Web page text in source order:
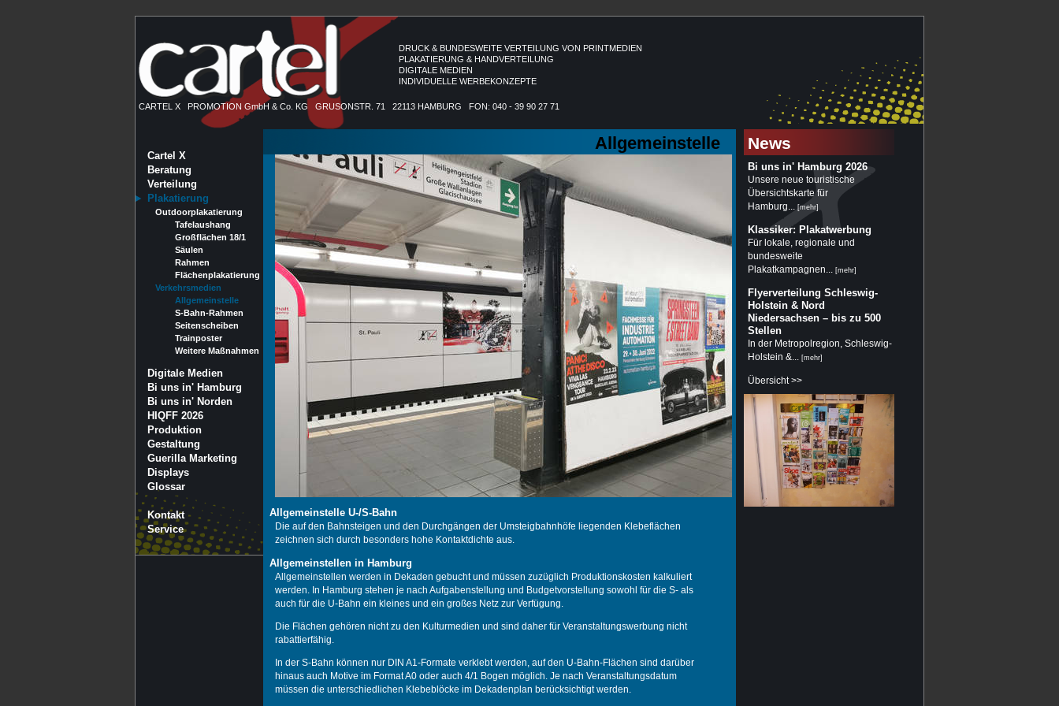
CARTEL X PROMOTION GmbH & Co. KG GRUSONSTR. 71 22113 HAMBURG FON: 040 - 39 90 27 71
DRUCK & BUNDESWEITE VERTEILUNG VON PRINTMEDIEN
PLAKATIERUNG & HANDVERTEILUNG
DIGITALE MEDIEN
INDIVIDUELLE WERBEKONZEPTE
Cartel X
Beratung
Verteilung
Plakatierung
Outdoorplakatierung
Tafelaushang
Großflächen 18/1
Säulen
Rahmen
Flächenplakatierung
Verkehrsmedien
Allgemeinstelle
S-Bahn-Rahmen
Seitenscheiben
Trainposter
Weitere Maßnahmen
Digitale Medien
Bi uns in' Hamburg
Bi uns in' Norden
HIQFF 2026
Produktion
Gestaltung
Guerilla Marketing
Displays
Glossar
Kontakt
Service
Allgemeinstelle
Allgemeinstelle U-/S-Bahn
Die auf den Bahnsteigen und den Durchgängen der Umsteigbahnhöfe liegenden Klebeflächen
zeichnen sich durch besonders hohe Kontaktdichte aus.
Allgemeinstellen in Hamburg
Allgemeinstellen werden in Dekaden gebucht und müssen zuzüglich Produktionskosten kalkuliert
werden. In Hamburg stehen je nach Aufgabenstellung und Budgetvorstellung sowohl für die S- als
auch für die U-Bahn ein kleines und ein großes Netz zur Verfügung.
Die Flächen gehören nicht zu den Kulturmedien und sind daher für Veranstaltungswerbung nicht
rabattierfähig.
In der S-Bahn können nur DIN A1-Formate verklebt werden, auf den U-Bahn-Flächen sind darüber
hinaus auch Motive im Format A0 oder auch 4/1 Bogen möglich. Je nach Veranstaltungsdatum
müssen die unterschiedlichen Klebeblöcke im Dekadenplan berücksichtigt werden.
News
Bi uns in' Hamburg 2026
Unsere neue touristische
Übersichtskarte für
Hamburg... [mehr]
Klassiker: Plakatwerbung
Für lokale, regionale und
bundesweite
Plakatkampagnen... [mehr]
Flyerverteilung Schleswig-
Holstein & Nord
Niedersachsen – bis zu 500
Stellen
In der Metropolregion, Schleswig-
Holstein &... [mehr]
Übersicht >>